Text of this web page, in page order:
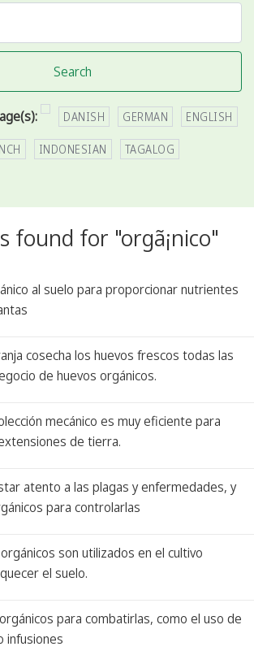
Search
DANISH GERMAN ENGLISH
INDONESIAN TAGALOG
found for "orgã¡nico"
al suelo para proporcionar nutrientes
cosecha los huevos frescos todas las
de huevos orgánicos.
mecánico es muy eficiente para
de tierra.
atento a las plagas y enfermedades, y
para controlarlas
son utilizados en el cultivo
el suelo.
para combatirlas, como el uso de
infusiones